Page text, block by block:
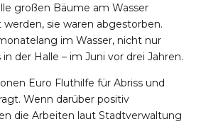
großen Bäume am Wasser
sie waren abgestorben.
im Wasser, nicht nur
der Halle – im Juni vor drei Jahren.
Euro Fluthilfe für Abriss und
Wenn darüber positiv
die Arbeiten laut Stadtverwaltung